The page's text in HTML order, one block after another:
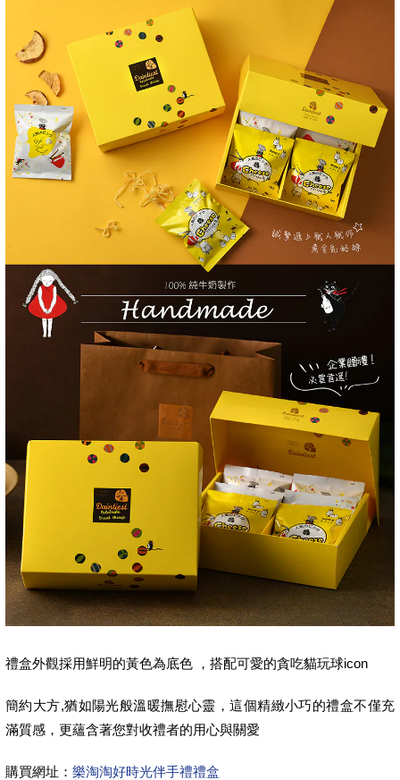
禮盒外觀採用鮮明的黃色為底色 ，搭配可愛的貪吃貓玩球icon
簡約大方,猶如陽光般溫暖撫慰心靈，這個精緻小巧的禮盒不僅充
滿質感，更蘊含著您對收禮者的用心與關愛
購買網址： 樂淘淘好時光伴手禮禮盒